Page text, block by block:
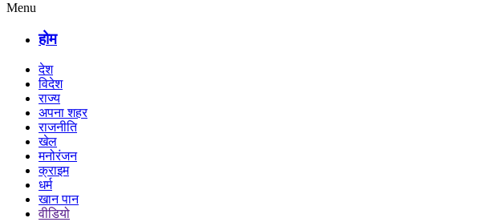
Menu
होम
देश
विदेश
राज्य
अपना शहर
राजनीति
खेल
मनोरंजन
क्राइम
धर्म
खान पान
वीडियो